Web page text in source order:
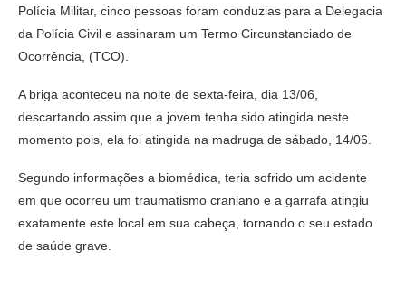
Polícia Militar, cinco pessoas foram conduzias para a Delegacia
da Polícia Civil e assinaram um Termo Circunstanciado de
Ocorrência, (TCO).
A briga aconteceu na noite de sexta-feira, dia 13/06,
descartando assim que a jovem tenha sido atingida neste
momento pois, ela foi atingida na madruga de sábado, 14/06.
Segundo informações a biomédica, teria sofrido um acidente
em que ocorreu um traumatismo craniano e a garrafa atingiu
exatamente este local em sua cabeça, tornando o seu estado
de saúde grave.